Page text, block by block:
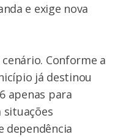
e exige nova
Conforme a
já destinou
apenas para
situações
dependência